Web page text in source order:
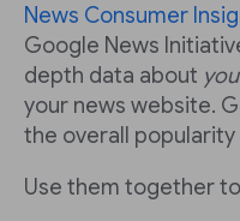
News Consumer
Google News
depth data about
your news website.
the overall
Use them together